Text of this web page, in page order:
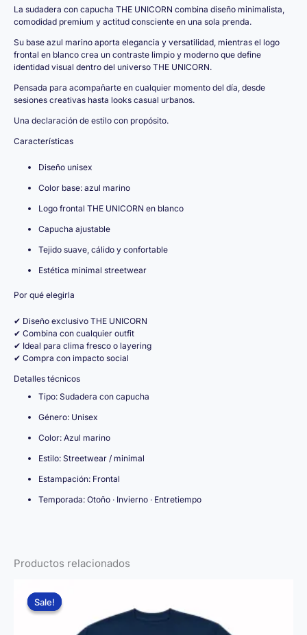
La sudadera con capucha THE UNICORN combina diseño minimalista,
comodidad premium y actitud consciente en una sola prenda.
Su base azul marino aporta elegancia y versatilidad, mientras el logo
frontal en blanco crea un contraste limpio y moderno que define
identidad visual dentro del universo THE UNICORN.
Pensada para acompañarte en cualquier momento del día, desde
sesiones creativas hasta looks casual urbanos.
Una declaración de estilo con propósito.
Características
Diseño unisex
Color base: azul marino
Logo frontal THE UNICORN en blanco
Capucha ajustable
Tejido suave, cálido y confortable
Estética minimal streetwear
Por qué elegirla
✔ Diseño exclusivo THE UNICORN
✔ Combina con cualquier outfit
✔ Ideal para clima fresco o layering
✔ Compra con impacto social
Detalles técnicos
Tipo: Sudadera con capucha
Género: Unisex
Color: Azul marino
Estilo: Streetwear / minimal
Estampación: Frontal
Temporada: Otoño · Invierno · Entretiempo
Productos relacionados
Sale!
Sale!